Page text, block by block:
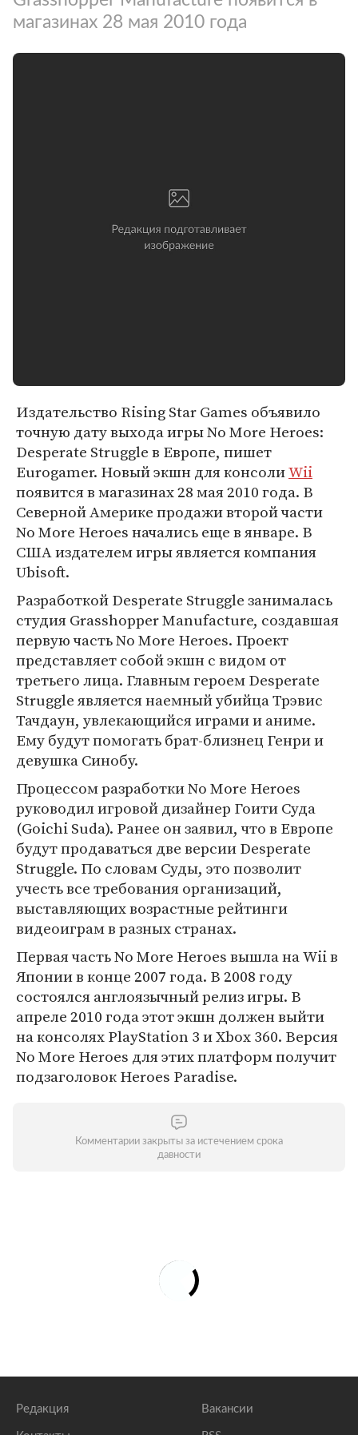
магазинах 28 мая 2010 года
Издательство Rising Star Games объявило
точную дату выхода игры No More Heroes:
Desperate Struggle в Европе, пишет
Eurogamer. Новый экшн для консолиWii
появится в магазинах 28 мая 2010 года. В
Северной Америке продажи второй части
No More Heroes начались еще в январе. В
США издателем игры является компания
Ubisoft.
Разработкой Desperate Struggle занималась
студия Grasshopper Manufacture, создавшая
первую часть No More Heroes. Проект
представляет собой экшн с видом от
третьего лица. Главным героем Desperate
Struggle является наемный убийца Трэвис
Тачдаун, увлекающийся играми и аниме.
Ему будут помогать брат-близнец Генри и
девушка Синобу.
Процессом разработки No More Heroes
руководил игровой дизайнер Гоити Суда
(Goichi Suda). Ранее он заявил, что в Европе
будут продаваться две версии Desperate
Struggle. По словам Суды, это позволит
учесть все требования организаций,
выставляющих возрастные рейтинги
видеоиграм в разных странах.
Первая часть No More Heroes вышла на Wii в
Японии в конце 2007 года. В 2008 году
состоялся англоязычный релиз игры. В
апреле 2010 года этот экшн должен выйти
на консолях PlayStation 3 и Xbox 360. Версия
No More Heroes для этих платформ получит
подзаголовок Heroes Paradise.
Комментарии закрыты за истечением срока
давности
Редакция Вакансии